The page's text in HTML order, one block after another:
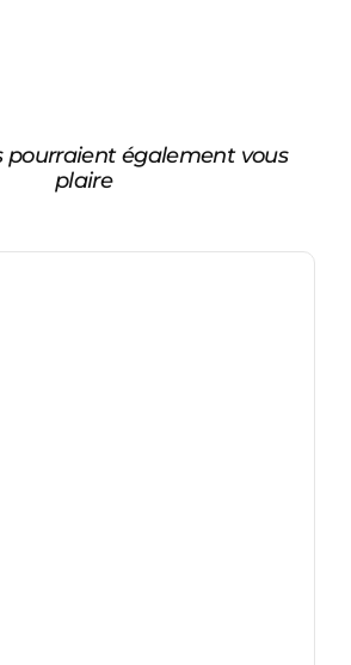
pourraient également vous
plaire